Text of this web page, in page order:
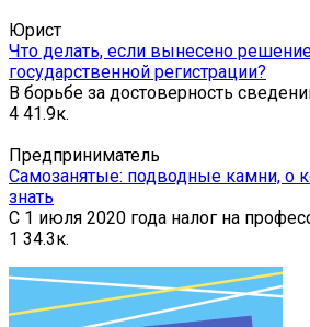
Юрист
Что делать, если вынесено
государственной регистрации?
В борьбе за достоверность
4 41.9к.
Предприниматель
Самозанятые: подводные камни, о
знать
С 1 июля 2020 года налог на
1 34.3к.